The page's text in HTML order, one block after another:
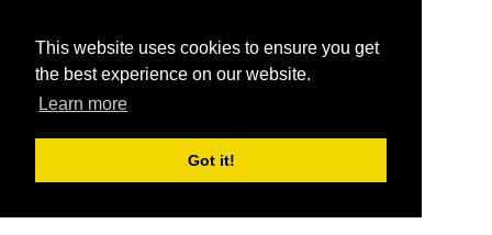
This website uses cookies to ensure you get
the best experience on our website.
Learn more
Got it!